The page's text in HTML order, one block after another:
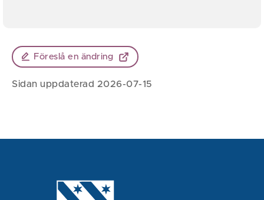
Föreslå en ändring
Sidan uppdaterad 2026-07-15